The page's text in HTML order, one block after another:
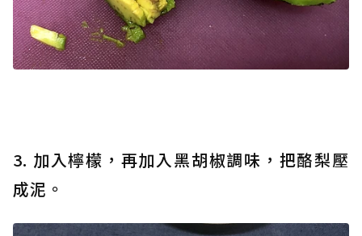
3. 加入檸檬，再加入黑胡椒調味，把酪梨壓
成泥。